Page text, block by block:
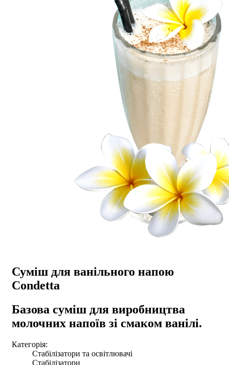
Суміш для ванільного напою
Condetta
Базова суміш для виробництва
молочних напоїв зі смаком ванілі.
Категорія:
Стабілізатори та освітлювачі
Стабілізатори